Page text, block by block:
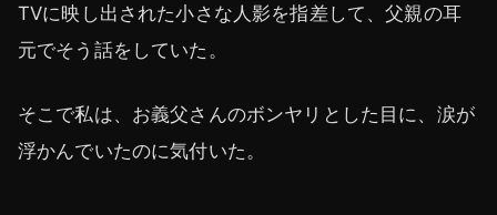
TVに映し出された小さな人影を指差して、父親の耳
元でそう話をしていた。
そこで私は、お義父さんのボンヤリとした目に、涙が
浮かんでいたのに気付いた。